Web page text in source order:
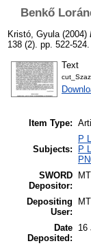
Benkő
Kristó, Gyula (2004)
138 (2). pp. 522-
Text
Item Type:
Subjects:
P
P
SWORD
Depositor:
Depositing
User:
Date
Deposited:
16